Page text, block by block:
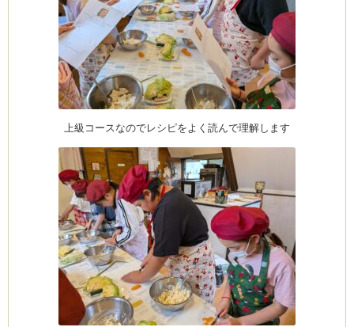
室・テイクアウト Clémentine (produced
上級コースなのでレシピをよく読んで理解します